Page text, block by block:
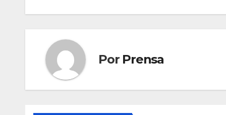
entradas
Por Prensa